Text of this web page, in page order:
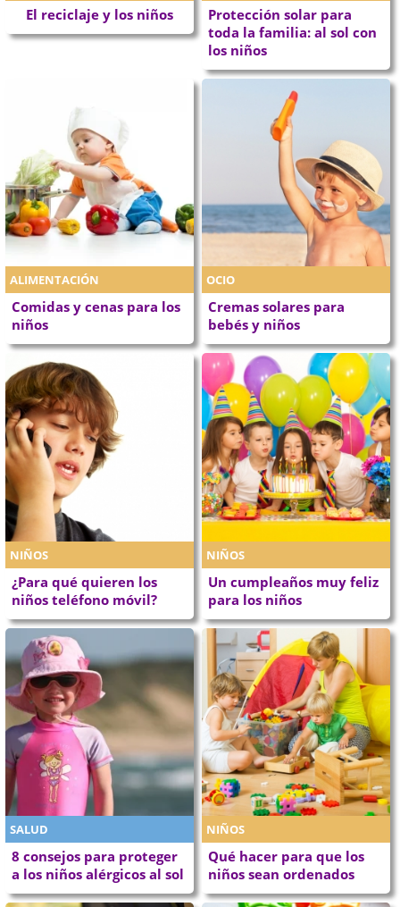
El reciclaje y los niños
Protección solar para
toda la familia: al sol con
los niños
ALIMENTACIÓN
Comidas y cenas para los
niños
OCIO
Cremas solares para
bebés y niños
NIÑOS
¿Para qué quieren los
niños teléfono móvil?
NIÑOS
Un cumpleaños muy feliz
para los niños
SALUD
8 consejos para proteger
a los niños alérgicos al sol
NIÑOS
Qué hacer para que los
niños sean ordenados